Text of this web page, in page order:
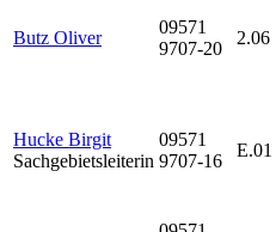
Butz Oliver
09571
9707-20
2.06
Hucke Birgit
Sachgebietsleiterin
09571
9707-16
E.01